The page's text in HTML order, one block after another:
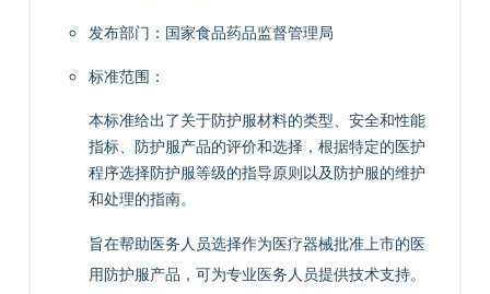
发布部门：国家食品药品监督管理局
标准范围：
本标准给出了关于防护服材料的类型、安全和性能
指标、防护服产品的评价和选择，根据特定的医护
程序选择防护服等级的指导原则以及防护服的维护
和处理的指南。
旨在帮助医务人员选择作为医疗器械批准上市的医
用防护服产品，可为专业医务人员提供技术支持。